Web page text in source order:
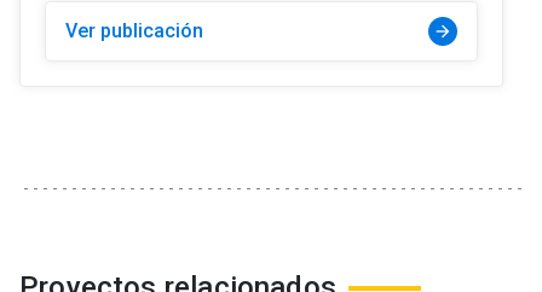
Ver publicación arrow_forward